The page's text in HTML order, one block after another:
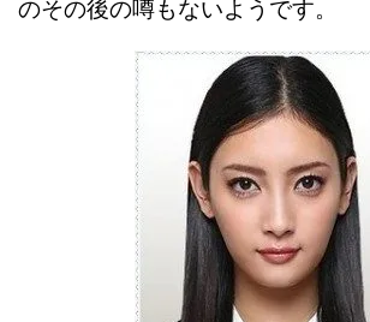
のその後の噂もないようです。